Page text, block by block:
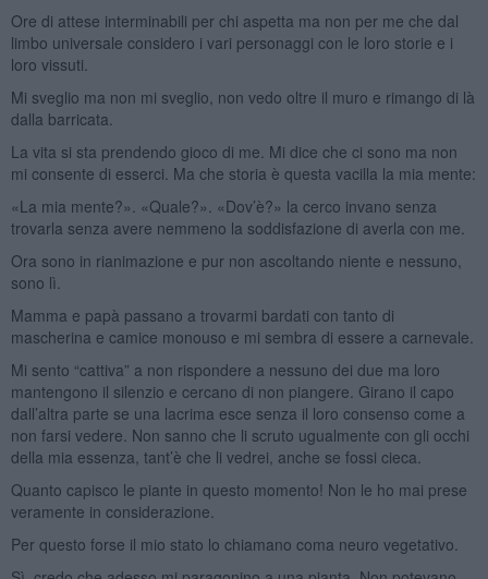
Ore di attese interminabili per chi aspetta ma non per me che dal
limbo universale considero i vari personaggi con le loro storie e i
loro vissuti.
Mi sveglio ma non mi sveglio, non vedo oltre il muro e rimango di là
dalla barricata.
La vita si sta prendendo gioco di me. Mi dice che ci sono ma non
mi consente di esserci. Ma che storia è questa vacilla la mia mente:
«La mia mente?». «Quale?». «Dov’è?» la cerco invano senza
trovarla senza avere nemmeno la soddisfazione di averla con me.
Ora sono in rianimazione e pur non ascoltando niente e nessuno,
sono lì.
Mamma e papà passano a trovarmi bardati con tanto di
mascherina e camice monouso e mi sembra di essere a carnevale.
Mi sento “cattiva” a non rispondere a nessuno dei due ma loro
mantengono il silenzio e cercano di non piangere. Girano il capo
dall’altra parte se una lacrima esce senza il loro consenso come a
non farsi vedere. Non sanno che li scruto ugualmente con gli occhi
della mia essenza, tant’è che li vedrei, anche se fossi cieca.
Quanto capisco le piante in questo momento! Non le ho mai prese
veramente in considerazione.
Per questo forse il mio stato lo chiamano coma neuro vegetativo.